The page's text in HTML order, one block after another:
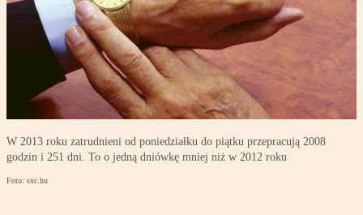
W 2013 roku zatrudnieni od poniedziałku do piątku przepracują 2008
godzin i 251 dni. To o jedną dniówkę mniej niż w 2012 roku
Foto: sxc.hu